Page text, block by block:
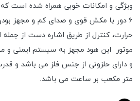
ویژگی و امکانات خوبی همراه شده است که
6 دور با مکش قوی و صدای کم و مجهز
حرارت، کنترل از طریق اشاره دست از
موتور این هود مجهز به سیستم ایمنی و
متر مکعب بر ساعت می باشد.